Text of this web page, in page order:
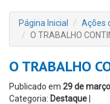
Página Inicial
Ações
O TRABALHO
O TRABALHO
Publicado em 29 de
Categoria: Destaque